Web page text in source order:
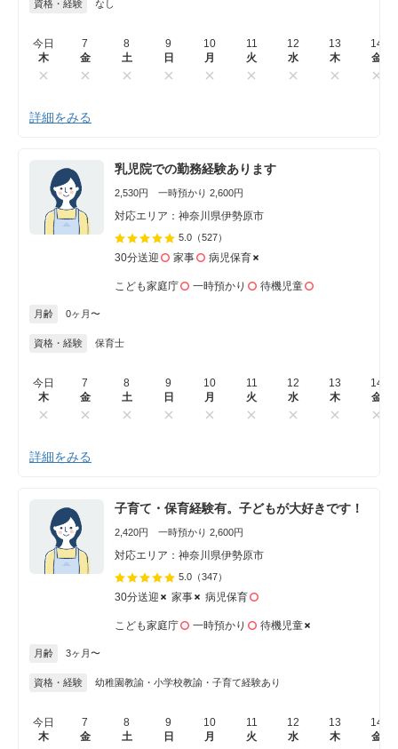
資格・経験 なし
今日
木
7
金
8
土
9
日
10
月
11
火
12
水
13
木
14
金
詳細をみる
乳児院での勤務経験あります
2,530円 一時預かり 2,600円
対応エリア：神奈川県伊勢原市
5.0 （527）
30分送迎 家事 病児保育
こども家庭庁 一時預かり 待機児童
月齢 0ヶ月〜
資格・経験 保育士
今日
木
7
金
8
土
9
日
10
月
11
火
12
水
13
木
14
金
詳細をみる
子育て・保育経験有。子どもが大好きです！
2,420円 一時預かり 2,600円
対応エリア：神奈川県伊勢原市
5.0 （347）
30分送迎 家事 病児保育
こども家庭庁 一時預かり 待機児童
月齢 3ヶ月〜
資格・経験 幼稚園教諭・小学校教諭・子育て経験あり
今日
木
7
金
8
土
9
日
10
月
11
火
12
水
13
木
14
金